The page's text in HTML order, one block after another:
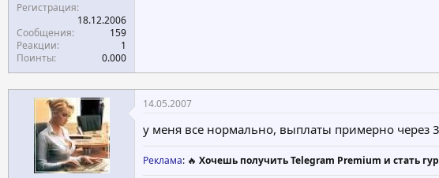
Регистрация
18.12.2006
Сообщения
159
Реакции
1
Поинты
0.000
14.05.2007
у меня все нормально, выплаты примерно через
Реклама: 🔥 Хочешь получить Telegram Premium и стать